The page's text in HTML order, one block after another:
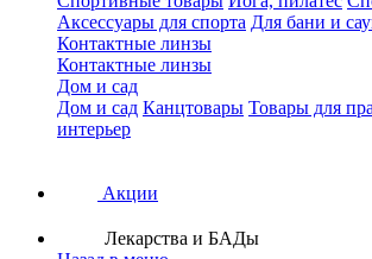
Аксессуары для спорта Для бани и
Контактные линзы
Контактные линзы
Дом и сад
Дом и сад Канцтовары Товары для
интерьер
Акции
Лекарства и БАДы